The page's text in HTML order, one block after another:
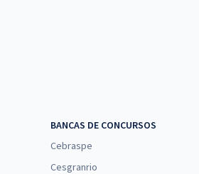
BANCAS DE CONCURSOS
Cebraspe
Cesgranrio